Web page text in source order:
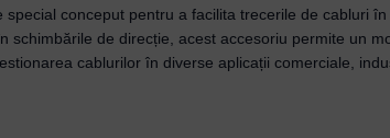
special conceput pentru a facilita trecerile de cabluri
schimbările de direcție, acest accesoriu permite un
cablurilor în diverse aplicații comerciale,